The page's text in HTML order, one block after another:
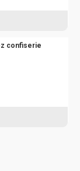
confiserie